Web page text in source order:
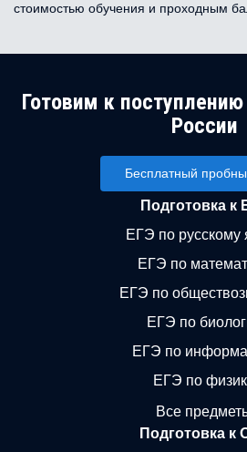
стоимостью обучения и проходным
Готовим к
России
Бесплатный
Подготовка к
ЕГЭ по русскому
ЕГЭ по
ЕГЭ по
ЕГЭ по
ЕГЭ по
ЕГЭ по
Все
Подготовка к